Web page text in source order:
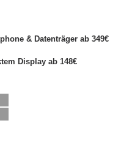
& Datenträger ab 349€
Display ab 148€